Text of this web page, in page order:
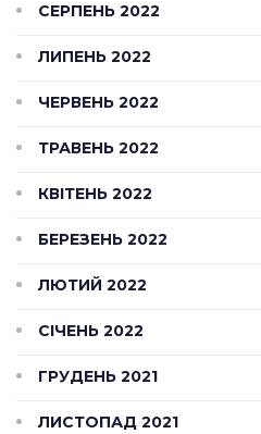
СЕРПЕНЬ 2022
ЛИПЕНЬ 2022
ЧЕРВЕНЬ 2022
ТРАВЕНЬ 2022
КВІТЕНЬ 2022
БЕРЕЗЕНЬ 2022
ЛЮТИЙ 2022
СІЧЕНЬ 2022
ГРУДЕНЬ 2021
ЛИСТОПАД 2021